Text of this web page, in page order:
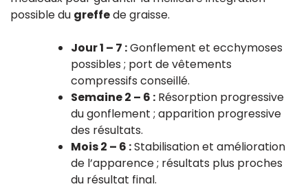
possible du greffede graisse.
Jour 1 – 7 :Gonflement et ecchymoses
possibles ; port de vêtements
compressifs conseillé.
Semaine 2 – 6 : Résorption progressive
du gonflement ; apparition progressive
des résultats.
Mois 2 – 6 :Stabilisation et amélioration
de l’apparence ; résultats plus proches
du résultat final.